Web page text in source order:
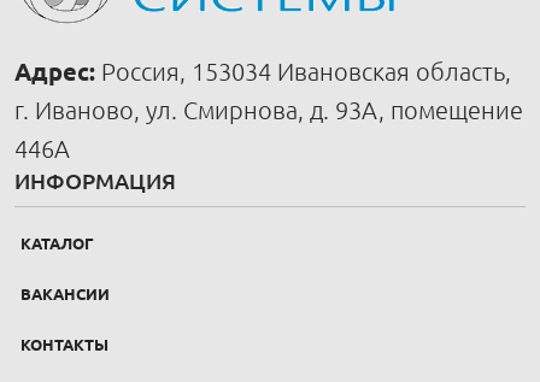
Адрес: Россия, 153034 Ивановская область,
г. Иваново, ул. Смирнова, д. 93А, помещение
446А
ИНФОРМАЦИЯ
КАТАЛОГ
ВАКАНСИИ
КОНТАКТЫ